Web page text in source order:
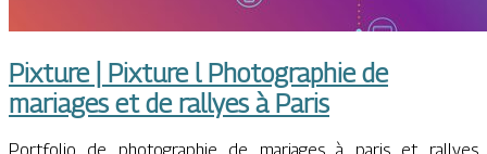
Pixture | Pixture l Pho­tog­rap­hie de
mariages et de rallyes à Paris